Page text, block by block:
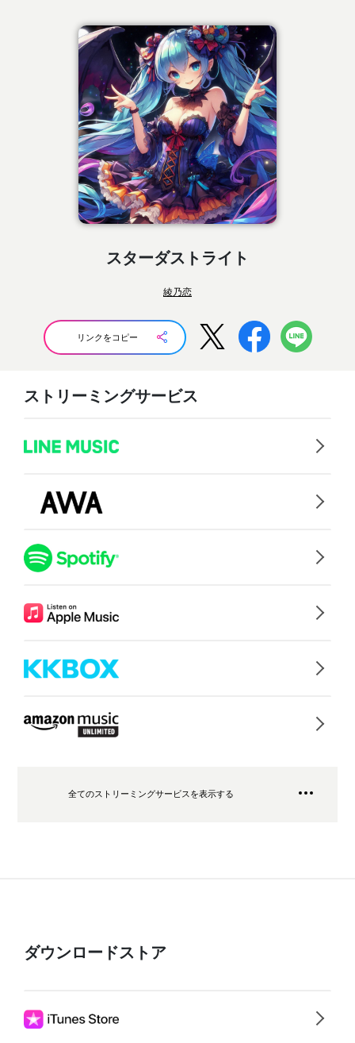
スターダストライト
綾乃恋
リンクをコピー
ストリーミングサービス
全てのストリーミングサービスを表示する
ダウンロードストア